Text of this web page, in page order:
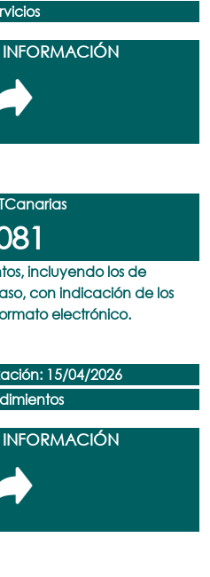
INFORMACIÓN
incluyendo los de
con indicación de los
electrónico.
15/04/2026
INFORMACIÓN